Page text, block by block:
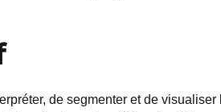
de segmenter et de